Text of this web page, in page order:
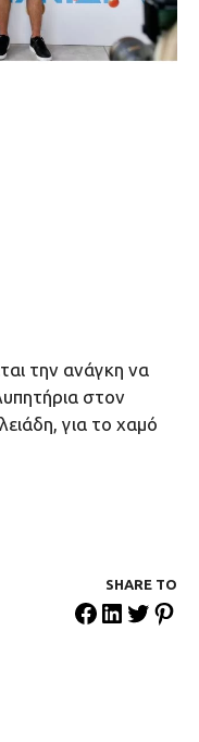
την ανάγκη να
στον
για το χαμό
SHARE ΤΟ